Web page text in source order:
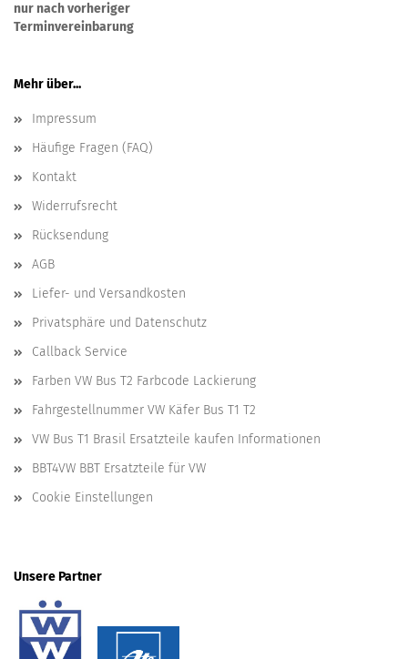
nur nach vorheriger
Terminvereinbarung
Mehr über...
Impressum
Häufige Fragen (FAQ)
Kontakt
Widerrufsrecht
Rücksendung
AGB
Liefer- und Versandkosten
Privatsphäre und Datenschutz
Callback Service
Farben VW Bus T2 Farbcode Lackierung
Fahrgestellnummer VW Käfer Bus T1 T2
VW Bus T1 Brasil Ersatzteile kaufen Informationen
BBT4VW BBT Ersatzteile für VW
Cookie Einstellungen
Unsere Partner